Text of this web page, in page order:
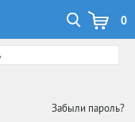
0
Забыли пароль?